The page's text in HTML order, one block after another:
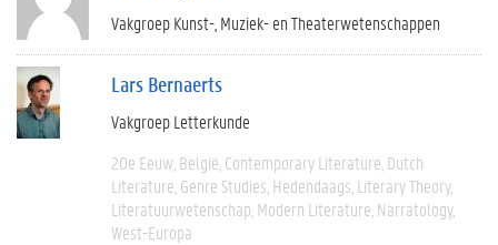
Vakgroep Kunst-, Muziek- en Theaterwetenschappen
Lars Bernaerts
Vakgroep Letterkunde
20e Eeuw België Contemporary Literature Dutch
Literature Genre Studies Hedendaags Literary Theory
Literatuurwetenschap Modern Literature Narratology
West-Europa